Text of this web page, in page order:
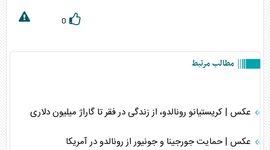
0
مطالب مرتبط
عکس | کریستیانو رونالدو، از زندگی در فقر تا گاراژ میلیون دلاری
عکس | حمایت جورجینا و جونیور از رونالدو در آمریکا